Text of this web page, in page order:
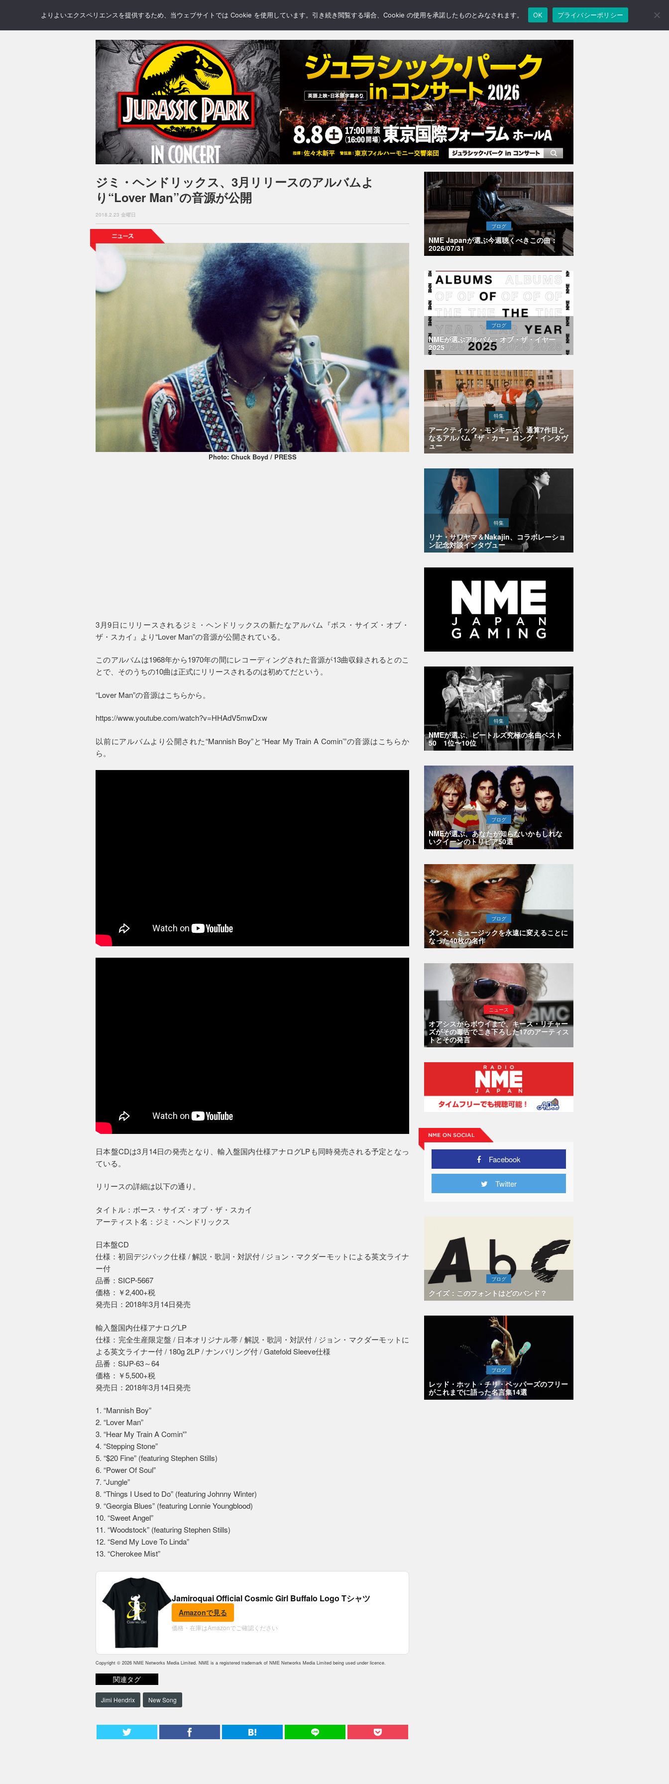
NEWS REVIEWS GALLERY BLOGS FEATURE
ジミ・ヘンドリックス、3月リリースのアルバムよ
り“Lover Man”の音源が公開
2018.2.23 金曜日
Photo: Chuck Boyd / PRESS
3月9日にリリースされるジミ・ヘンドリックスの新たなアルバム『ボス・サイズ・オブ・
ザ・スカイ』より“Lover Man”の音源が公開されている。
このアルバムは1968年から1970年の間にレコーディングされた音源が13曲収録されるとのこ
とで、そのうちの10曲は正式にリリースされるのは初めてだという。
“Lover Man”の音源はこちらから。
https://www.youtube.com/watch?v=HHAdV5mwDxw
以前にアルバムより公開された“Mannish Boy”と“Hear My Train A Comin’”の音源はこちらか
ら。
日本盤CDは3月14日の発売となり、輸入盤国内仕様アナログLPも同時発売される予定となっ
ている。
リリースの詳細は以下の通り。
タイトル：ボース・サイズ・オブ・ザ・スカイ
アーティスト名：ジミ・ヘンドリックス
日本盤CD
仕様：初回デジパック仕様 / 解説・歌詞・対訳付 / ジョン・マクダーモットによる英文ライナ
ー付
品番：SICP-5667
価格：￥2,400+税
発売日：2018年3月14日発売
輸入盤国内仕様アナログLP
仕様：完全生産限定盤 / 日本オリジナル帯 / 解説・歌詞・対訳付 / ジョン・マクダーモットに
よる英文ライナー付 / 180g 2LP / ナンバリング付 / Gatefold Sleeve仕様
品番：SIJP-63～64
価格：￥5,500+税
発売日：2018年3月14日発売
1. “Mannish Boy”
2. “Lover Man”
3. “Hear My Train A Comin'”
4. “Stepping Stone”
5. “$20 Fine” (featuring Stephen Stills)
6. “Power Of Soul”
7. “Jungle”
8. “Things I Used to Do” (featuring Johnny Winter)
9. “Georgia Blues” (featuring Lonnie Youngblood)
10. “Sweet Angel”
11. “Woodstock” (featuring Stephen Stills)
12. “Send My Love To Linda”
13. “Cherokee Mist”
Jamiroquai Official Cosmic Girl Buffalo Logo Tシャツ
Amazonで見る
価格・在庫はAmazonでご確認ください
Copyright © 2026 NME Networks Media Limited. NME is a registered trademark of NME Networks Media Limited being used under licence.
関連タグ
Jimi Hendrix New Song
ブログ
NME Japanが選ぶ今週聴くべきこの曲：
2026/07/31
ブログ
NMEが選ぶアルバム・オブ・ザ・イヤー
2025
特集
アークティック・モンキーズ、通算7作目と
なるアルバム『ザ・カー』ロング・インタヴ
ュー
特集
リナ・サワヤマ＆Nakajin、コラボレーショ
ン記念対談インタヴュー
特集
NMEが選ぶ、ビートルズ究極の名曲ベスト
50 1位〜10位
ブログ
NMEが選ぶ、あなたが知らないかもしれな
いクイーンのトリビア50選
ブログ
ダンス・ミュージックを永遠に変えることに
なった40枚の名作
ニュース
オアシスからボウイまで、キース・リチャー
ズがその毒舌でこき下ろした17のアーティス
トとその発言
Facebook
Twitter
ブログ
クイズ：このフォントはどのバンド？
ブログ
レッド・ホット・チリ・ペッパーズのフリー
がこれまでに語った名言集14選
よりよいエクスペリエンスを提供するため、当ウェブサイトでは Cookie を使用しています。引き続き閲覧する場合、Cookie の使用を承諾したものとみなされます。 OK プライバシーポリシー